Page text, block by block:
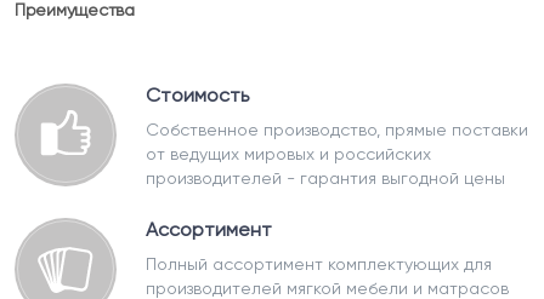
Преимущества
Стоимость
Собственное производство, прямые поставки
от ведущих мировых и российских
производителей - гарантия выгодной цены
Ассортимент
Полный ассортимент комплектующих для
производителей мягкой мебели и матрасов